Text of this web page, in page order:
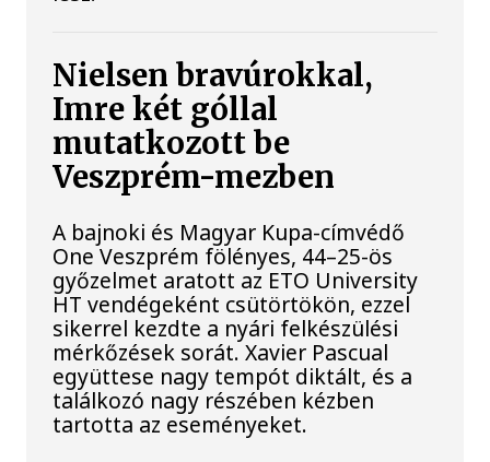
Nielsen bravúrokkal,
Imre két góllal
mutatkozott be
Veszprém-mezben
A bajnoki és Magyar Kupa-címvédő
One Veszprém fölényes, 44–25-ös
győzelmet aratott az ETO University
HT vendégeként csütörtökön, ezzel
sikerrel kezdte a nyári felkészülési
mérkőzések sorát. Xavier Pascual
együttese nagy tempót diktált, és a
találkozó nagy részében kézben
tartotta az eseményeket.